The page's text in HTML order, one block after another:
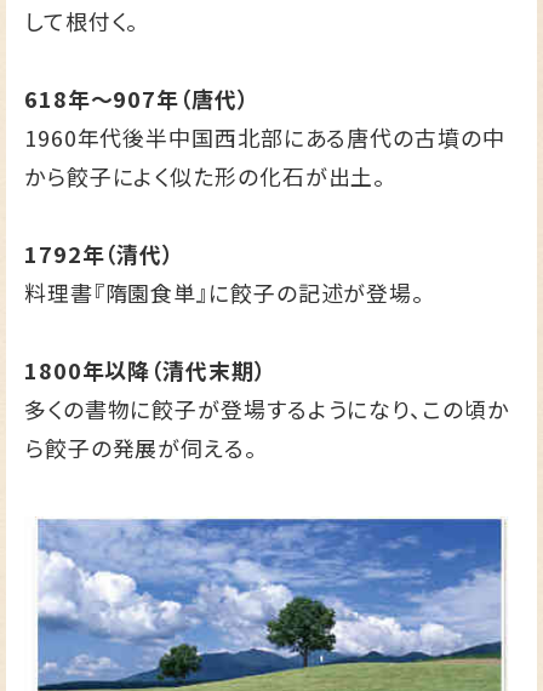
して根付く。
618年～907年（唐代）
1960年代後半中国西北部にある唐代の古墳の中
から餃子によく似た形の化石が出土。
1792年（清代）
料理書『隋園食単』に餃子の記述が登場。
1800年以降（清代末期）
多くの書物に餃子が登場するようになり、この頃か
ら餃子の発展が伺える。